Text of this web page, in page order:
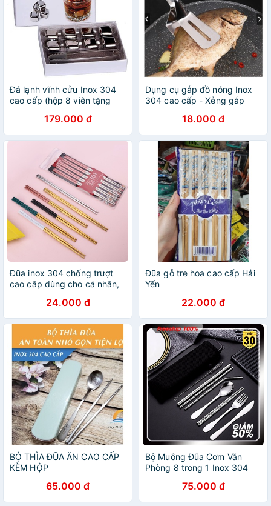
Đá lạnh vĩnh cửu Inox 304
cao cấp (hộp 8 viên tặng
179.000 đ
Dụng cụ gắp đồ nóng Inox
304 cao cấp - Xẻng gắp
18.000 đ
Đũa inox 304 chống trượt
cao câp dùng cho cá nhân,
đình, dã ngoại DIC01
24.000 đ
Đũa gỗ tre hoa cao cấp Hải
Yến
22.000 đ
BỘ THÌA ĐŨA ĂN CAO CẤP
KÈM HỘP
65.000 đ
Bộ Muỗng Đũa Cơm Văn
Phòng 8 trong 1 Inox 304
Nhựa Sinh Học Lúa Mì Tặng
Túi Vải - video sản phẩm
75.000 đ